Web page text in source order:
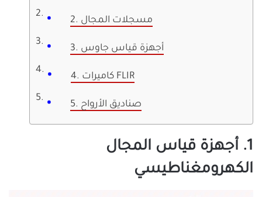
2. مسجلات المجال
3. أجهزة قياس جاوس
4. كاميرات FLIR
5. صناديق الأرواح
1. أجهزة قياس المجال
الكهرومغناطيسي